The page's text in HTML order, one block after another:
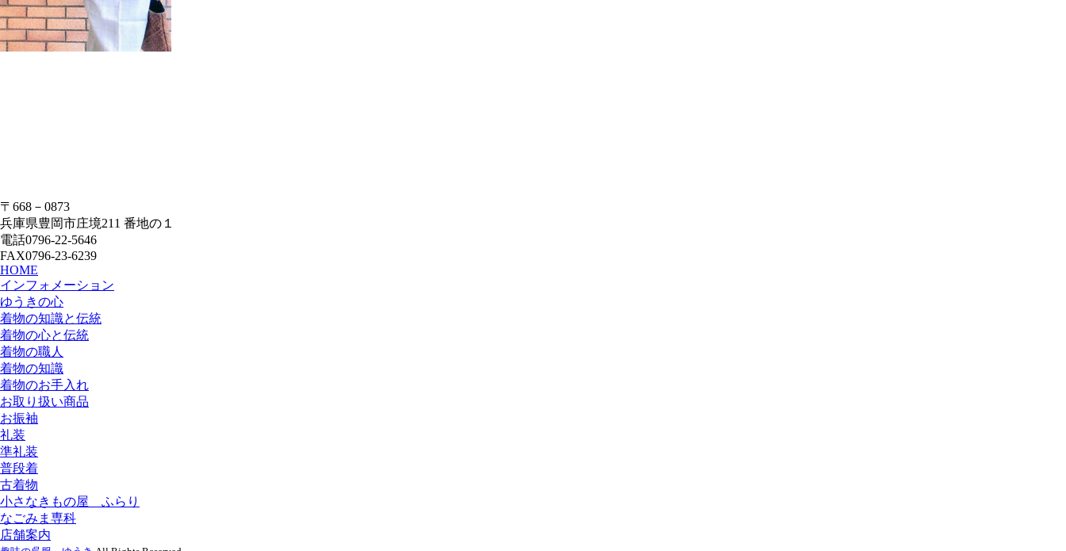
〒668－0873
兵庫県豊岡市庄境211 番地の１
電話0796-22-5646
FAX0796-23-6239
HOME
インフォメーション
ゆうきの心
着物の知識と伝統
着物の心と伝統
着物の職人
着物の知識
着物のお手入れ
お取り扱い商品
お振袖
礼装
準礼装
普段着
古着物
小さなきもの屋 ふらり
なごみま専科
店舗案内